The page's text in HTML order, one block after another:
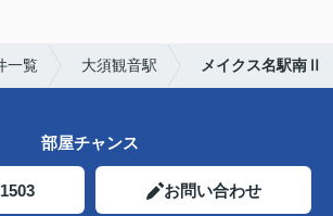
一覧 大須観音駅 メイクス名駅南Ⅱ
部屋チャンス
お問い合わせ